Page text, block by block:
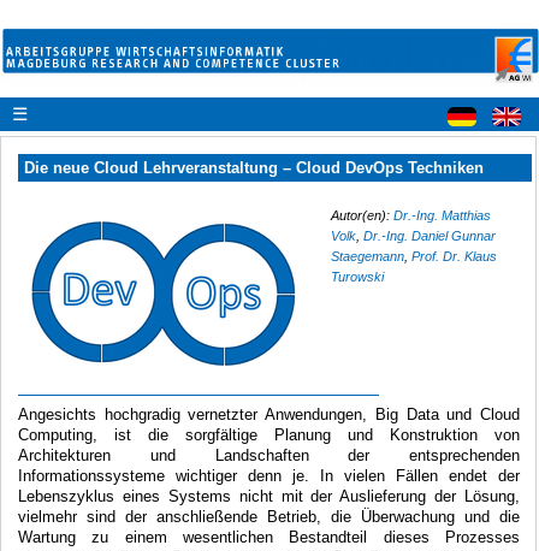
☰
Die neue Cloud Lehrveranstaltung – Cloud DevOps Techniken
Autor(en): Dr.-Ing. Matthias
Volk Dr.-Ing. Daniel Gunnar
Staegemann Prof. Dr. Klaus
Turowski
Angesichts hochgradig vernetzter Anwendungen, Big Data und Cloud
Computing, ist die sorgfältige Planung und Konstruktion von
Architekturen und Landschaften der entsprechenden
Informationssysteme wichtiger denn je. In vielen Fällen endet der
Lebenszyklus eines Systems nicht mit der Auslieferung der Lösung,
vielmehr sind der anschließende Betrieb, die Überwachung und die
Wartung zu einem wesentlichen Bestandteil dieses Prozesses